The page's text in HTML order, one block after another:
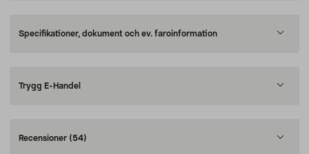
Specifikationer, dokument och ev. faroinformation
Trygg E-Handel
Recensioner (54)